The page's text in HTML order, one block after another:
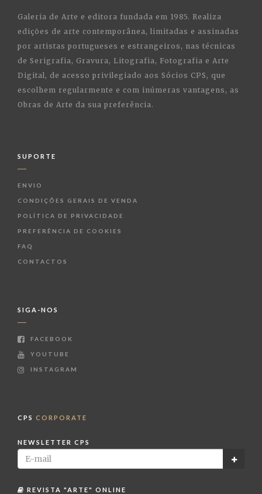
Galeria de Arte e editora fundada em 1985. Realiza
edições de arte contemporânea, limitadas e assinadas
por artistas portugueses e estrangeiros, nas técnicas
de Serigrafia, Gravura, Litografia, Fotografia e Arte
Digital, de acesso privilegiado aos Sócios CPS, que
escolhem regularmente e com inúmeras vantagens, as
Obras de Arte da sua preferência.
SUPORTE
ENVIO
CONDIÇÕES GERAIS DE VENDA
POLÍTICA DE PRIVACIDADE
PREFERÊNCIA DE COOKIES
FAQ
CONTACTOS
SIGA-NOS
FACEBOOK
YOUTUBE
INSTAGRAM
CPS CORPORATE
NEWSLETTER CPS
REVISTA "ARTE" ONLINE